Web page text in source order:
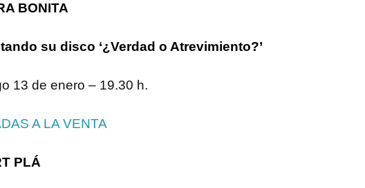
BONITA
su disco ‘¿Verdad o Atrevimiento?’
13 de enero – 19.30 h.
A LA VENTA
PLÁ